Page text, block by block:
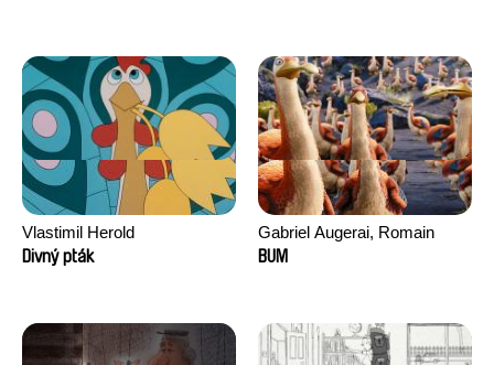
Vlastimil Herold
Divný pták
Gabriel Augerai, Romain
Augier, Laurie Pereira De
BUM